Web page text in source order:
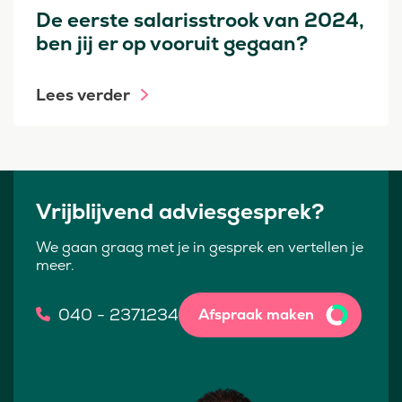
De eerste salarisstrook van 2024,
ben jij er op vooruit gegaan?
Lees verder
Vrijblijvend adviesgesprek?
We gaan graag met je in gesprek en vertellen je
meer.
040 - 2371234 Afspraak maken